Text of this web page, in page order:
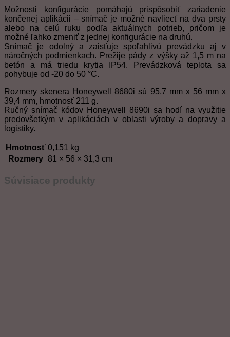
Možnosti konfigurácie pomáhajú prispôsobiť zariadenie
končenej aplikácii – snímač je možné navliecť na dva prsty
alebo na celú ruku podľa aktuálnych potrieb, pričom je
možné ľahko zmeniť z jednej konfigurácie na druhú.
Snímač je odolný a zaisťuje spoľahlivú prevádzku aj v
náročných podmienkach. Prežije pády z výšky až 1,5 m na
betón a má triedu krytia IP54. Prevádzková teplota sa
pohybuje od -20 do 50 °C.
Rozmery skenera Honeywell 8680i sú 95,7 mm x 56 mm x
39,4 mm, hmotnosť 211 g.
Ručný snímač kódov Honeywell 8690i sa hodí na využitie
predovšetkým v aplikáciách v oblasti výroby a dopravy a
logistiky.
Hmotnosť 0,151 kg
Rozmery 81 × 56 × 31,3 cm
Súvisiace produkty